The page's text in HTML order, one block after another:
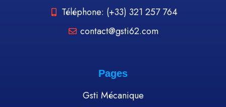
Téléphone: (+33) 321 257 764
contact@gsti62.com
Pages
Gsti Mécanique